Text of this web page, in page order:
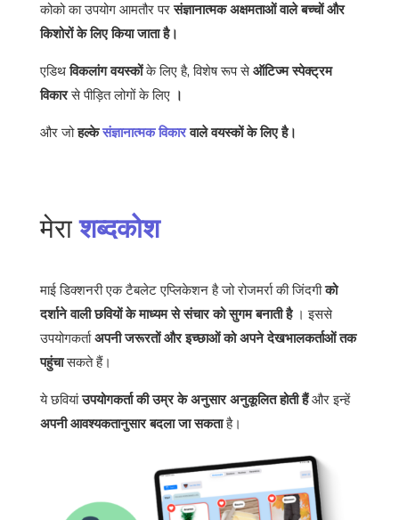
कोको का उपयोग आमतौर परसंज्ञानात्मक अक्षमताओं वाले बच्चों और
किशोरों के लिए किया जाता है।
एडिथविकलांग वयस्कोंके लिए है, विशेष रूप सेऑटिज्म स्पेक्ट्रम
विकारसे पीड़ित लोगों के लिए ।
और जोहल्केसंज्ञानात्मक विकारवाले वयस्कों के लिए है।
मेराशब्दकोश
माई डिक्शनरी एक टैबलेट एप्लिकेशन है जो रोजमर्रा की जिंदगीको
दर्शाने वाली छवियों के माध्यम से संचार को सुगम बनाती है। इससे
उपयोगकर्ताअपनी जरूरतों और इच्छाओं को अपने देखभालकर्ताओं तक
पहुंचासकते हैं।
ये छवियांउपयोगकर्ता की उम्र के अनुसार अनुकूलित होती हैंऔर इन्हें
अपनी आवश्यकतानुसार बदला जा सकताहै।